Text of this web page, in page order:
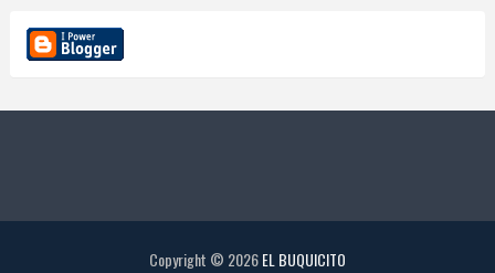
Copyright © 2026EL BUQUICITO